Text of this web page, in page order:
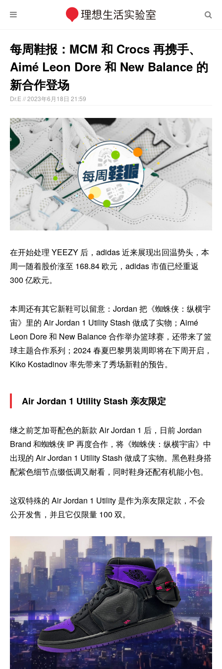
每周鞋报：MCM 和 Crocs 再携手、
Aimé Leon Dore 和 New Balance 的
新合作登场
Dr.E // 2023年6月18日 21:59
在开始处理 YEEZY 后，adidas 近来展现出回温势头，本
周一随着股价涨至 168.84 欧元，adidas 市值已经重返
300 亿欧元。
本周还有其它新鞋可以留意：Jordan 把《蜘蛛侠：纵横宇
宙》里的 Air Jordan 1 Utility Stash 做成了实物；Aimé
Leon Dore 和 New Balance 合作举办篮球赛，还带来了篮
球主题合作系列；2024 春夏巴黎男装周即将在下周开启，
Kiko Kostadinov 率先带来了秀场新鞋的预告。
Air Jordan 1 Utility Stash 亲友限定
继之前芝加哥配色的新款 Air Jordan 1 后，日前 Jordan
Brand 和蜘蛛侠 IP 再度合作，将《蜘蛛侠：纵横宇宙》中
出现的 Air Jordan 1 Utility Stash 做成了实物。黑色鞋身搭
配紫色细节点缀低调又耐看，同时鞋身还配有机能小包。
这双特殊的 Air Jordan 1 Utility 是作为亲友限定款，不会
公开发售，并且它仅限量 100 双。